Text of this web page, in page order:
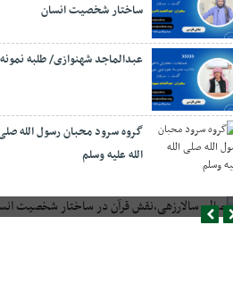
ساختار شخصیت انسان
عبدالماجد شهنوازی/ طلبه نمونه
گروه سرود محبان رسول الله
الله علیه وسلم
صالح سالارزهی،‌نقش قرآن در ساختار شخصیت انسان